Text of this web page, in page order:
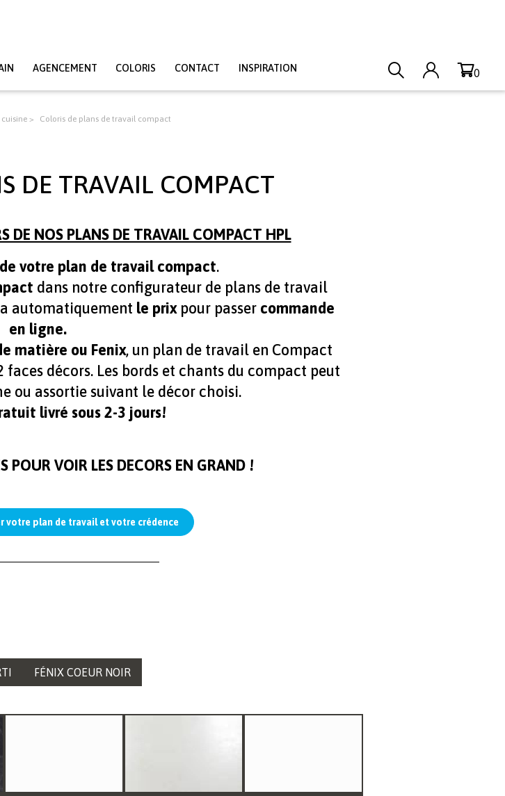
AGENCEMENT COLORIS CONTACT INSPIRATION 0
Coloris de plans de travail compact
DE TRAVAIL COMPACT
DE NOS PLANS DE TRAVAIL COMPACT HPL
votre plan de travail compact.
dans notre configurateur de plans de travail
automatiquement le prixpour passercommande
en ligne.
matière ou Fenix, un plan de travail en Compact
décors. Les bords et chants du compact peut
ou assortie suivant le décor choisi.
livré sous 2-3 jours!
POUR VOIR LES DECORS EN GRAND !
votre plan de travail et votre crédence
FÉNIX COEUR NOIR